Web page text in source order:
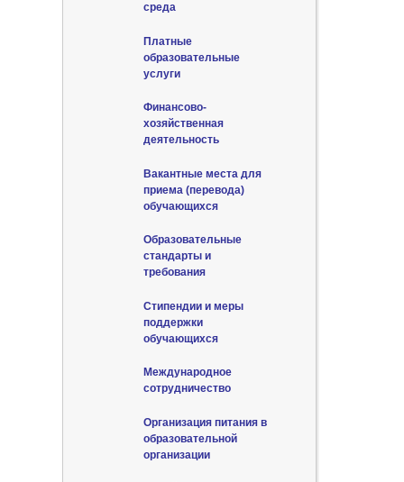
среда
Платные
образовательные
услуги
Финансово-
хозяйственная
деятельность
Вакантные места для
приема (перевода)
обучающихся
Образовательные
стандарты и
требования
Стипендии и меры
поддержки
обучающихся
Международное
сотрудничество
Организация питания в
образовательной
организации